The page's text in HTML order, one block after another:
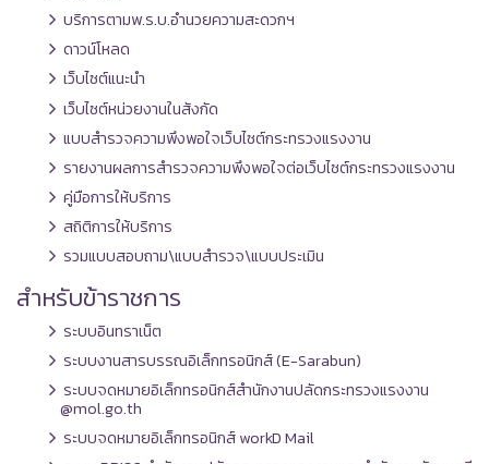
บริการตามพ.ร.บ.อำนวยความสะดวกฯ
ดาวน์โหลด
เว็บไซต์แนะนำ
เว็บไซต์หน่วยงานในสังกัด
แบบสำรวจความพึงพอใจเว็บไซต์กระทรวงแรงงาน
รายงานผลการสำรวจความพึงพอใจต่อเว็บไซต์กระทรวงแรงงาน
คู่มือการให้บริการ
สถิติการให้บริการ
รวมแบบสอบถาม\แบบสำรวจ\แบบประเมิน
สำหรับข้าราชการ
ระบบอินทราเน็ต
ระบบงานสารบรรณอิเล็กทรอนิกส์ (E-Sarabun)
ระบบจดหมายอิเล็กทรอนิกส์สำนักงานปลัดกระทรวงแรงงาน
@mol.go.th
ระบบจดหมายอิเล็กทรอนิกส์ workD Mail